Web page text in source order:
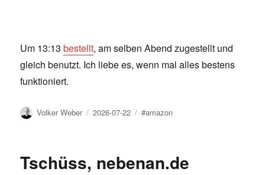
Um 13:13bestellt, am selben Abend zugestellt und
gleich benutzt. Ich liebe es, wenn mal alles bestens
funktioniert.
Author
Volker Weber
Posted
2026-07-22 Tags
#amazon
Tschüss, nebenan.de